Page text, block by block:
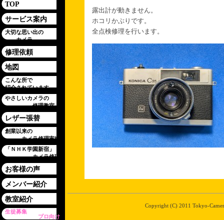
TOP
サービス案内
大切な思い出の
カメラ
修理依頼
地図
こんな所で
紹介されています
やさしいカメラの
修理教室
レザー張替
創業以来の
カメラ修理実績
「ＮＨＫ学園新宿」
カメラ修理
お客様の声
メンバー紹介
教室紹介
生徒募集
プロ向け
露出計が動きません。
ホコリかぶりです。
全点検修理を行います。
Copyright (C) 2011 Tokyo-